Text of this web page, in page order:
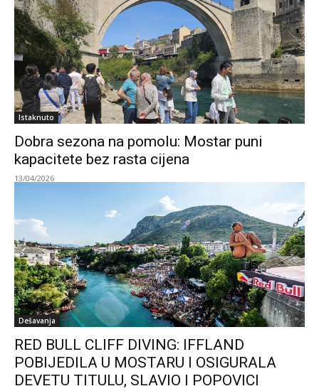
Istaknuto
Dobra sezona na pomolu: Mostar puni
kapacitete bez rasta cijena
13/04/2026
Dešavanja
RED BULL CLIFF DIVING: IFFLAND
POBIJEDILA U MOSTARU I OSIGURALA
DEVETU TITULU, SLAVIO I POPOVICI